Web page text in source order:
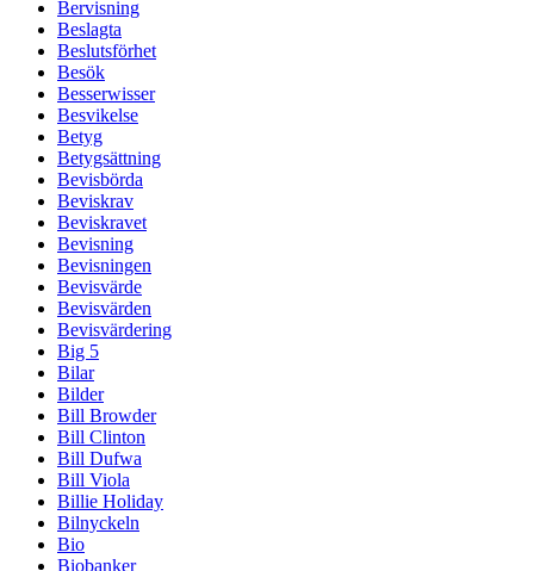
Bervisning
Beslagta
Beslutsförhet
Besök
Besserwisser
Besvikelse
Betyg
Betygsättning
Bevisbörda
Beviskrav
Beviskravet
Bevisning
Bevisningen
Bevisvärde
Bevisvärden
Bevisvärdering
Big 5
Bilar
Bilder
Bill Browder
Bill Clinton
Bill Dufwa
Bill Viola
Billie Holiday
Bilnyckeln
Bio
Biobanker